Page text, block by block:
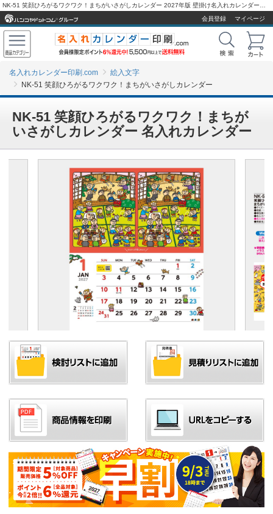
会員登録
マイページ
名入れカレンダー印刷.com
絵入文字
NK-51 笑顔ひろがるワクワク！まちがいさがしカレンダー
NK-51 笑顔ひろがるワクワク！まちが
いさがしカレンダー 名入れカレンダー